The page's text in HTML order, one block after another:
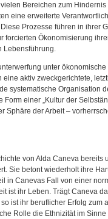
Bereichen zum
eine erweiterte
Prozesse führen in ihrer
forcierten Ökonomisierung
Lebensführung.
unter ökonomische
aktiv zweckgerichtete,
systematische Organisation
einer „Kultur der
Sphäre der Arbeit –
von Alda Caneva bereits
Sie betont wiederholt ihre
in Canevas Fall von einer
ist ihr Leben. Trägt Caneva
ist ihr beruflicher Erfolg zum
Rolle die Ethnizität im